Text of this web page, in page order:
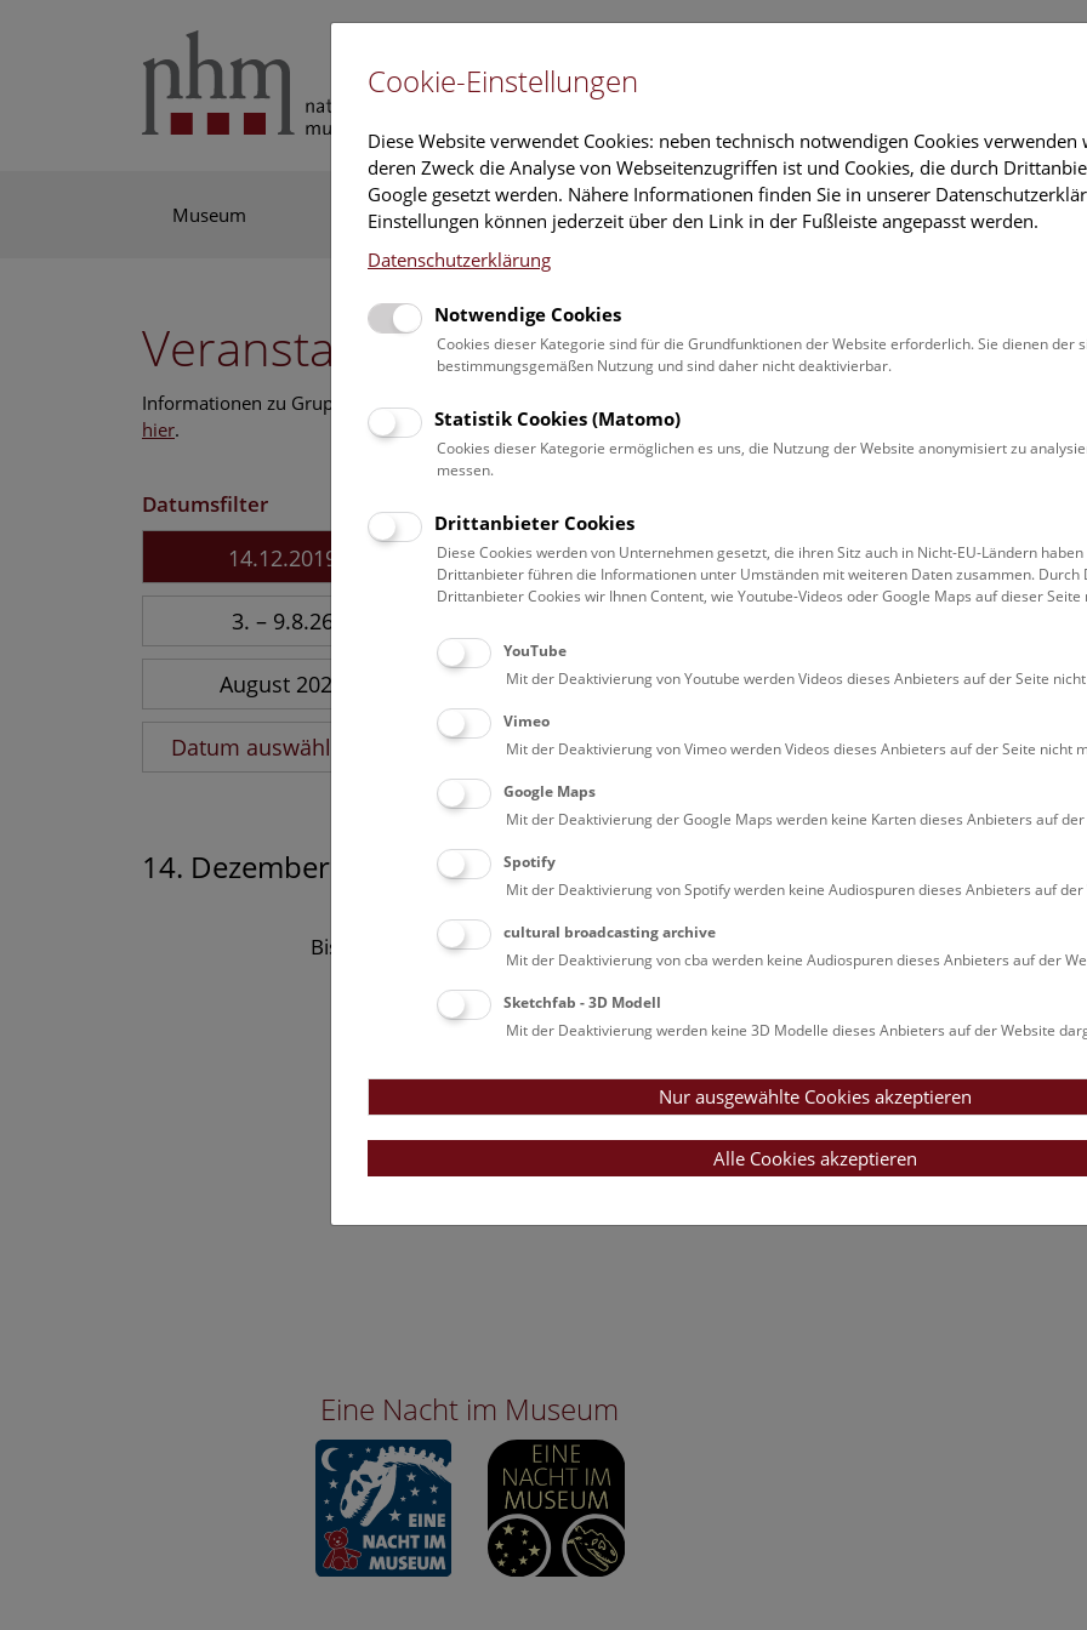
Museum Ausstellung Forschung Führungen & Aktivitäten Deck 50
Veranstaltungskalender
Informationen zu Gruppen,- Kindergarten- und Schulprogrammen finden Sie
hier.
Datumsfilter
14.12.2019
3. – 9.8.26
August 2026
Datum auswählen
Erwachsene (0)
Familien (0)
Führungen &
Kulinarik &
14. Dezember 2019
Bisher keine Ergebnisse. Dienstags ist das NHM Wien in der Regel geschlossen.
Eine Nacht im Museum
Cookie-Einstellungen
Diese Website verwendet Cookies: neben technisch notwendigen Cookies verwenden
deren Zweck die Analyse von Webseitenzugriffen ist und Cookies, die durch
Google gesetzt werden. Nähere Informationen finden Sie in unserer
Einstellungen können jederzeit über den Link in der Fußleiste angepasst werden.
Datenschutzerklärung
Notwendige Cookies
Cookies dieser Kategorie sind für die Grundfunktionen der Website erforderlich. Sie dienen der
bestimmungsgemäßen Nutzung und sind daher nicht deaktivierbar.
Statistik Cookies (Matomo)
Cookies dieser Kategorie ermöglichen es uns, die Nutzung der Website anonymisiert zu
messen.
Drittanbieter Cookies
Diese Cookies werden von Unternehmen gesetzt, die ihren Sitz auch in Nicht-EU-Ländern haben
Drittanbieter führen die Informationen unter Umständen mit weiteren Daten zusammen. Durch
Drittanbieter Cookies wir Ihnen Content, wie Youtube-Videos oder Google Maps auf dieser
YouTube
Mit der Deaktivierung von Youtube werden Videos dieses Anbieters auf der Seite
Vimeo
Mit der Deaktivierung von Vimeo werden Videos dieses Anbieters auf der Seite nicht
Google Maps
Mit der Deaktivierung der Google Maps werden keine Karten dieses Anbieters auf
Spotify
Mit der Deaktivierung von Spotify werden keine Audiospuren dieses Anbieters auf
cultural broadcasting archive
Mit der Deaktivierung von cba werden keine Audiospuren dieses Anbieters auf der
Sketchfab - 3D Modell
Mit der Deaktivierung werden keine 3D Modelle dieses Anbieters auf der Website
Nur ausgewählte Cookies akzeptieren
Alle Cookies akzeptieren